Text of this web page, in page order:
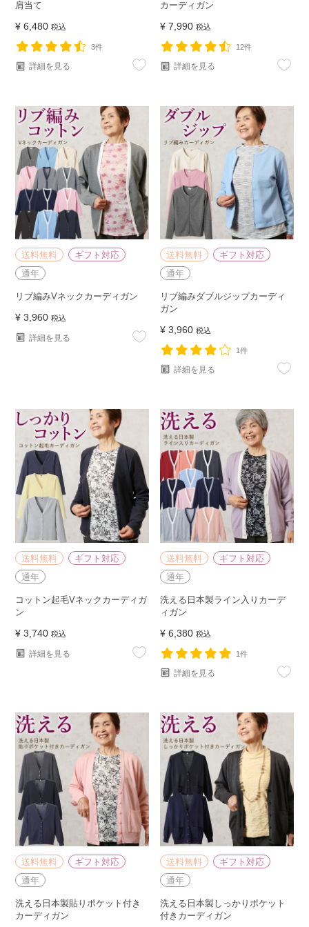
肩当て
¥ 6,480 税込
3件
詳細を見る
カーディガン
¥ 7,990 税込
12件
詳細を見る
送料無料
ギフト対応
通年
リブ編みVネックカーディガン
¥ 3,960 税込
詳細を見る
送料無料
ギフト対応
通年
リブ編みダブルジップカーディ
ガン
¥ 3,960 税込
1件
詳細を見る
送料無料
ギフト対応
通年
コットン起毛Vネックカーディガ
ン
¥ 3,740 税込
詳細を見る
送料無料
ギフト対応
通年
洗える日本製ライン入りカーデ
ィガン
¥ 6,380 税込
1件
詳細を見る
送料無料
ギフト対応
通年
洗える日本製貼りポケット付き
カーディガン
送料無料
ギフト対応
通年
洗える日本製しっかりポケット
付きカーディガン